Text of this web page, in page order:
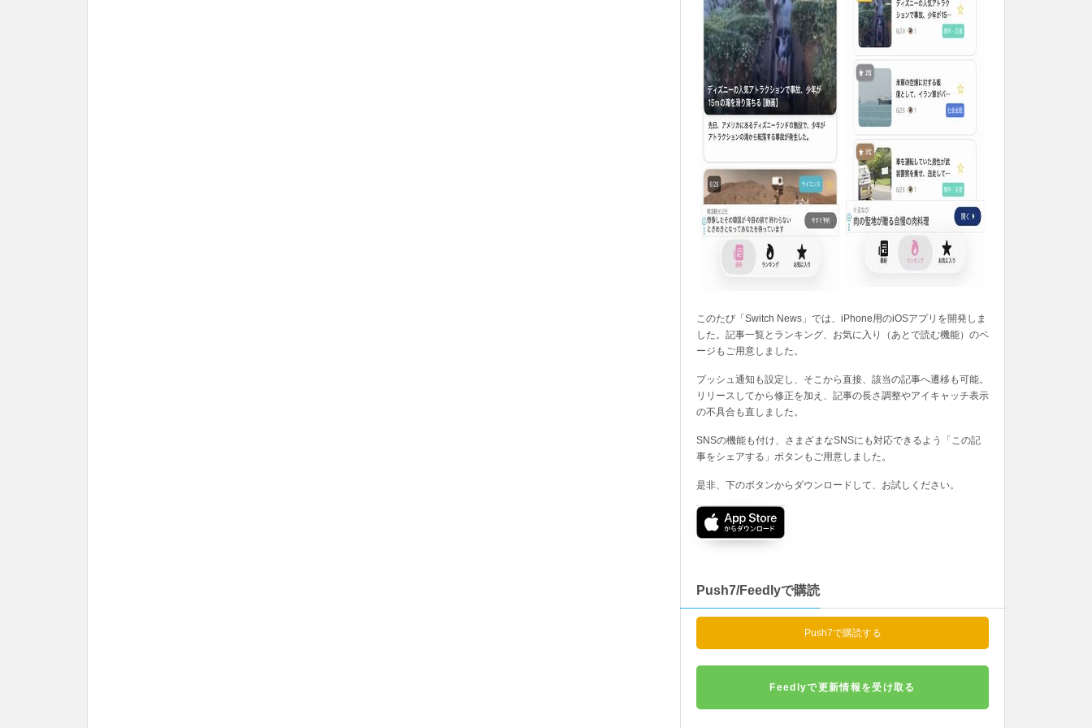
このたび「Switch News」では、iPhone用のiOSアプリを開発しま
した。記事一覧とランキング、お気に入り（あとで読む機能）のペ
ージもご用意しました。
プッシュ通知も設定し、そこから直接、該当の記事へ遷移も可能。
リリースしてから修正を加え、記事の長さ調整やアイキャッチ表示
の不具合も直しました。
SNSの機能も付け、さまざまなSNSにも対応できるよう「この記
事をシェアする」ボタンもご用意しました。
是非、下のボタンからダウンロードして、お試しください。
Push7/Feedlyで購読
Push7で購読する
Feedlyで更新情報を受け取る